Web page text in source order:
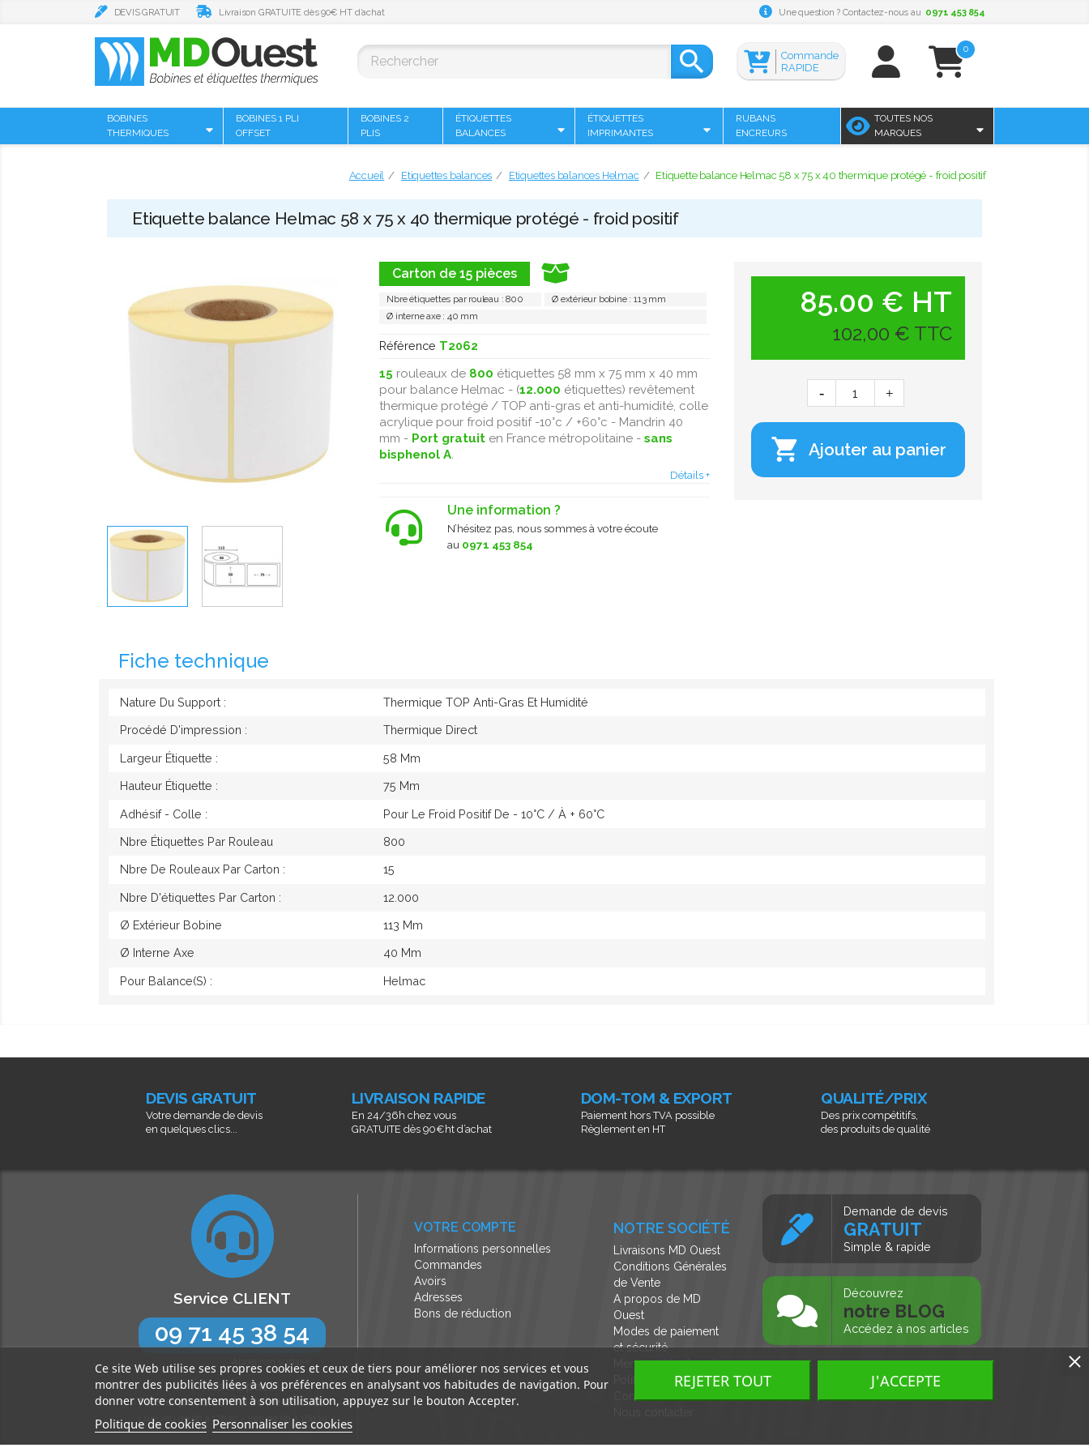
DEVIS GRATUIT Livraison GRATUITE dès 90€ HT d’achat Une question ? Contactez-nous au 0971 453 854
 0
Commande
RAPIDE
BOBINES
THERMIQUES
BOBINES 1 PLI
OFFSET
BOBINES 2
PLIS
ÉTIQUETTES
BALANCES
ÉTIQUETTES
IMPRIMANTES
RUBANS
ENCREURS
TOUTES NOS
MARQUES
Accueil Etiquettes balances Etiquettes balances Helmac Etiquette balance Helmac 58 x 75 x 40 thermique protégé - froid positif
Etiquette balance Helmac 58 x 75 x 40 thermique protégé - froid positif
Carton de 15 pièces
Nbre étiquettes par rouleau : 800
Ø extérieur bobine : 113 mm
Ø interne axe : 40 mm
Référence T2062
15 rouleaux de 800 étiquettes 58 mm x 75 mm x 40 mm
pour balance Helmac - (12.000 étiquettes) revêtement
thermique protégé / TOP anti-gras et anti-humidité, colle
acrylique pour froid positif -10°c / +60°c - Mandrin 40
mm - Port gratuit en France métropolitaine - sans
bisphenol A.
Détails +
Une information ?
N’hésitez pas, nous sommes à votre écoute
au 0971 453 854
85.00 € HT
102,00 € TTC
 Ajouter au panier
Fiche technique
Nature Du Support : Thermique TOP Anti-Gras Et Humidité
Procédé D'impression : Thermique Direct
Largeur Étiquette : 58 Mm
Hauteur Étiquette : 75 Mm
Adhésif - Colle : Pour Le Froid Positif De - 10°c / À + 60°c
Nbre Étiquettes Par Rouleau 800
Nbre De Rouleaux Par Carton : 15
Nbre D'étiquettes Par Carton : 12.000
Ø Extérieur Bobine 113 Mm
Ø Interne Axe 40 Mm
Pour Balance(s) : Helmac
DEVIS GRATUIT
Votre demande de devis
en quelques clics...
LIVRAISON RAPIDE
En 24/36h chez vous
GRATUITE dès 90€ht d’achat
DOM-TOM & EXPORT
Paiement hors TVA possible
Règlement en HT
QUALITÉ/PRIX
Des prix compétitifs,
des produits de qualité
NOTRE SOCIÉTÉ
Livraisons MD Ouest
Conditions Générales
de Vente
A propos de MD
Ouest
Modes de paiement
et sécurité
Mentions légales et
Politique de
Confidentialité
VOTRE COMPTE
Informations personnelles
Commandes
Avoirs
Adresses
Bons de réduction
Service CLIENT
09 71 45 38 54
N’hésitez pas !
Nos experts sont à votre écoute
Lun-Jeu de 9h à 17h30 - Ven de 9h à 16h30
Demande de devis
GRATUIT
Simple & rapide
Découvrez
notre BLOG
Accédez à nos articles
Ce site Web utilise ses propres cookies et ceux de tiers pour améliorer nos services et vous
montrer des publicités liées à vos préférences en analysant vos habitudes de navigation. Pour
donner votre consentement à son utilisation, appuyez sur le bouton Accepter.
Politique de cookies Personnaliser les cookies
REJETER TOUT J'ACCEPTE